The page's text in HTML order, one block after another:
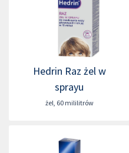
Hedrin Raz żel w
sprayu
żel, 60 mililitrów